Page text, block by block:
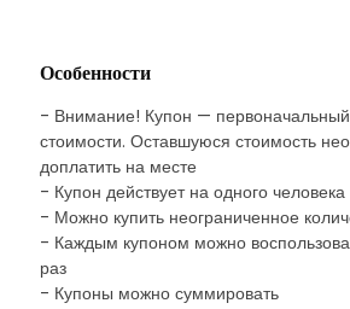
Особенности
- Внимание! Купон —
стоимости. Оставшуюся стоимость
доплатить на месте
- Купон действует на одного человека
- Можно купить неограниченное
- Каждым купоном можно
раз
- Купоны можно суммировать